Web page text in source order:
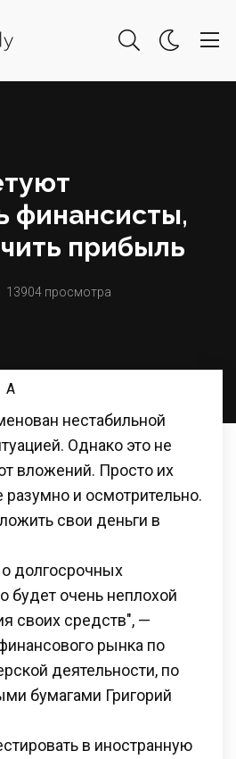
финансисты,
прибыль
13904 просмотра
А
нестабильной
Однако это не
вложений. Просто их
разумно и осмотрительно.
свои деньги в
долгосрочных
будет очень неплохой
своих средств", —
рынка по
деятельности, по
бумагами Григорий
в иностранную